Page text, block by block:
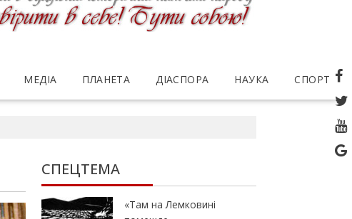
МЕДІА ПЛАНЕТА ДІАСПОРА НАУКА СПОРТ
СПЕЦТЕМА
«Там на Лемковині